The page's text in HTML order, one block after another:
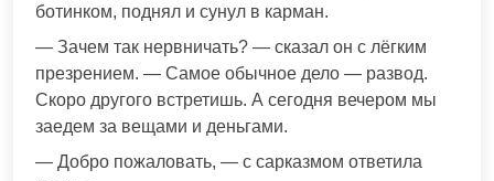
ботинком, поднял и сунул в карман.
— Зачем так нервничать? — сказал он с лёгким
презрением. — Самое обычное дело — развод.
Скоро другого встретишь. А сегодня вечером мы
заедем за вещами и деньгами.
— Добро пожаловать, — с сарказмом ответила